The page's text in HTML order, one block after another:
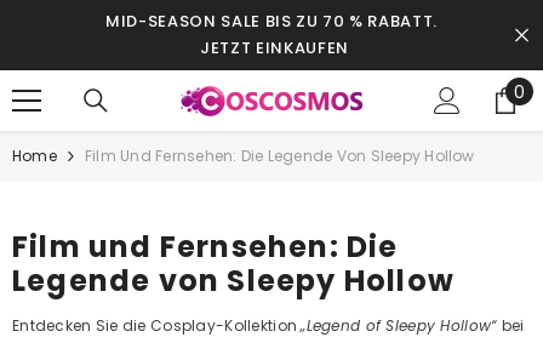
SKIP TO CONTENT
MID-SEASON SALE BIS ZU 70 % RABATT.
JETZT EINKAUFEN
0
0
Home Film Und Fernsehen: Die Legende Von Sleepy Hollow
Film und Fernsehen: Die
Legende von Sleepy Hollow
Entdecken Sie die Cosplay-Kollektion„Legend of Sleepy Hollow“ bei